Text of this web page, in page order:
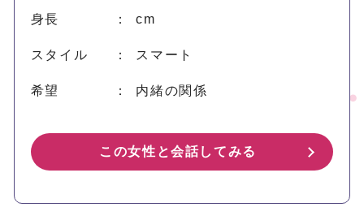
身長
スタイル
希望
： cm
： スマート
： 内緒の関係
この女性と会話してみる